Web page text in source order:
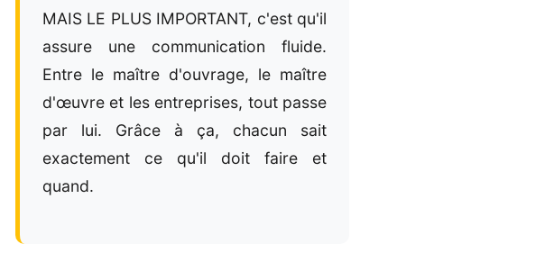
MAIS LE PLUS IMPORTANT, c'est qu'il
assure une communication fluide.
Entre le maître d'ouvrage, le maître
d'œuvre et les entreprises, tout passe
par lui. Grâce à ça, chacun sait
exactement ce qu'il doit faire et
quand.